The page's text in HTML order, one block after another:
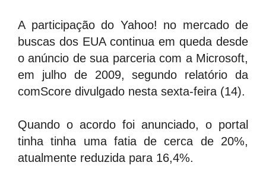
A participação do Yahoo! no mercado de
buscas dos EUA continua em queda desde
o anúncio de sua parceria com a Microsoft,
em julho de 2009, segundo relatório da
comScore divulgado nesta sexta-feira (14).
Quando o acordo foi anunciado, o portal
tinha tinha uma fatia de cerca de 20%,
atualmente reduzida para 16,4%.